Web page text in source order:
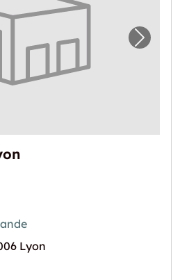
pour "box à louer à Lyon"
Lyon